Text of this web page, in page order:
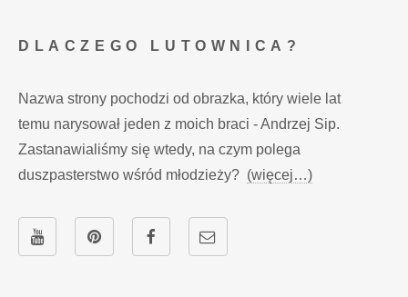
DLACZEGO LUTOWNICA?
Nazwa strony pochodzi od obrazka, który wiele lat
temu narysował jeden z moich braci - Andrzej Sip.
Zastanawialiśmy się wtedy, na czym polega
duszpasterstwo wśród młodzieży? (więcej…)